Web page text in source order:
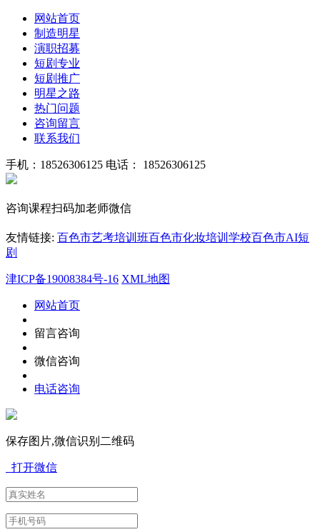
网站首页
制造明星
演职招募
短剧专业
短剧推广
明星之路
热门问题
咨询留言
联系我们
手机：18526306125 电话： 18526306125
咨询课程扫码加老师微信
友情链接: 百色市艺考培训班百色市化妆培训学校百色市AI短
剧
津ICP备19008384号-16 XML地图
网站首页
留言咨询
微信咨询
电话咨询
保存图片,微信识别二维码
打开微信